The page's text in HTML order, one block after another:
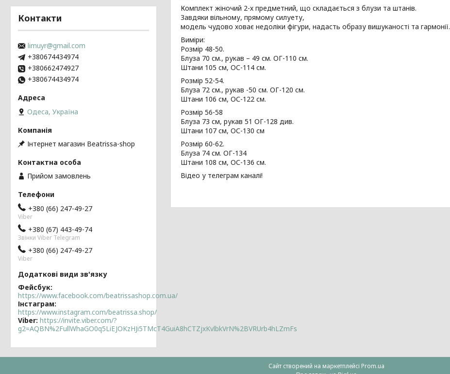
Комплект жіночий 2-х предметний, що складається з блузи та штанів.
Завдяки вільному, прямому силуету,
модель чудово ховає недоліки фігури, надасть образу вишуканості та гармонії.
Виміри:
Розмір 48-50.
Блуза 70 см., рукав – 49 см. ОГ-110 см.
Штани 105 см, ОС-114 см.
Розмір 52-54.
Блуза 72 см., рукав -50 см. ОГ-120 см.
Штани 106 см, ОС-122 см.
Розмір 56-58
Блуза 73 см, рукав 51 ОГ-128 див.
Штани 107 см, ОС-130 см
Розмір 60-62.
Блуза 74 см. ОГ-134
Штани 108 см, ОС-136 см.
Відео у телеграм каналі!
Контакти
limuyr@gmail.com
+380674434974
+380662474927
+380674434974
Одеса, Україна
Інтернет магазин Beatrissa-shop
Прийом замовлень
+380 (66) 247-49-27
Viber
+380 (67) 443-49-74
Звінки Viber Telegram
+380 (66) 247-49-27
Viber
Фейсбук
https://www.facebook.com/beatrissashop.com.ua/
Інстаграм
https://www.instagram.com/beatrissa.shop/
Viber https://invite.viber.com/?
g2=AQBN%2FullWhaGO0q5LiEJOKzHJi5TMcT4GuiA8hCTZjxKvlbkVrN%2BVRUrb4hLZmFs
Сайт створений на маркетплейсі Prom.ua